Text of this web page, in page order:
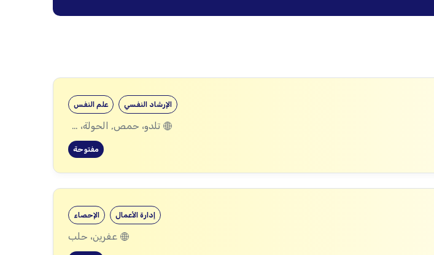
علم النفس الإرشاد النفسي
تلدو، حمص, الحولة، حمص
مفتوحة
الإحصاء إدارة الأعمال
عفرين، حلب